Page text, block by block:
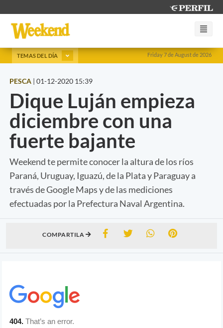
Friday 7 de August de 2026
TEMAS DEL DÍA
PESCA | 01-12-2020 15:39
Dique Luján empieza
diciembre con una
fuerte bajante
Weekend te permite conocer la altura de los ríos
Paraná, Uruguay, Iguazú, de la Plata y Paraguay a
través de Google Maps y de las mediciones
efectuadas por la Prefectura Naval Argentina.
COMPARTILA